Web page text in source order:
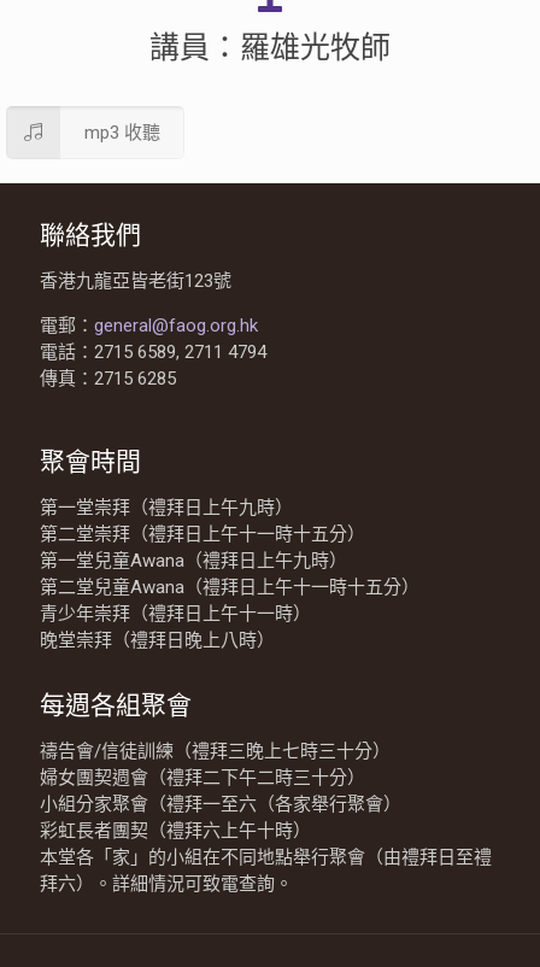
講員：羅雄光牧師
mp3 收聽
聯絡我們
香港九龍亞皆老街123號
電郵： general@faog.org.hk
電話：2715 6589, 2711 4794
傳真：2715 6285
聚會時間
第一堂崇拜（禮拜日上午九時）
第二堂崇拜（禮拜日上午十一時十五分）
第一堂兒童Awana（禮拜日上午九時）
第二堂兒童Awana（禮拜日上午十一時十五分）
青少年崇拜（禮拜日上午十一時）
晚堂崇拜（禮拜日晚上八時）
每週各組聚會
禱告會/信徒訓練（禮拜三晚上七時三十分）
婦女團契週會（禮拜二下午二時三十分）
小組分家聚會（禮拜一至六（各家舉行聚會）
彩虹長者團契（禮拜六上午十時）
本堂各「家」的小組在不同地點舉行聚會（由禮拜日至禮
拜六）。詳細情況可致電查詢。